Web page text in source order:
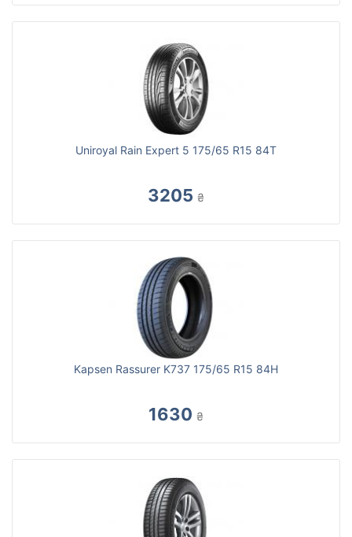
Uniroyal Rain Expert 5 175/65 R15 84T
3205 ₴
Kapsen Rassurer K737 175/65 R15 84H
1630 ₴